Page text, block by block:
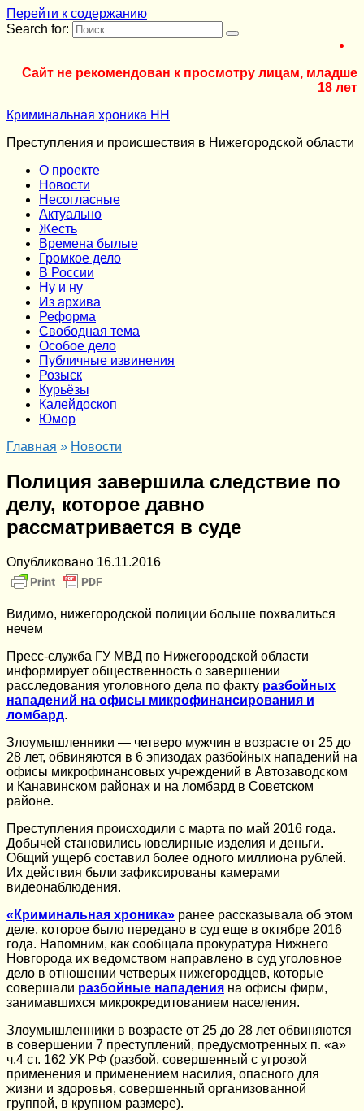
Перейти к содержанию
Search for:
Сайт не рекомендован к просмотру лицам, младше
18 лет
Криминальная хроника НН
Преступления и происшествия в Нижегородской области
О проекте
Новости
Несогласные
Актуально
Жесть
Времена былые
Громкое дело
В России
Ну и ну
Из архива
Реформа
Cвободная тема
Особое дело
Публичные извинения
Розыск
Курьёзы
Калейдоскоп
Юмор
Главная » Новости
Полиция завершила следствие по
делу, которое давно
рассматривается в суде
Опубликовано 16.11.2016
Видимо, нижегородской полиции больше похвалиться
нечем
Пресс-служба ГУ МВД по Нижегородской области
информирует общественность о завершении
расследования уголовного дела по факту разбойных
нападений на офисы микрофинансирования и
ломбард.
Злоумышленники — четверо мужчин в возрасте от 25 до
28 лет, обвиняются в 6 эпизодах разбойных нападений на
офисы микрофинансовых учреждений в Автозаводском
и Канавинском районах и на ломбард в Советском
районе.
Преступления происходили с марта по май 2016 года.
Добычей становились ювелирные изделия и деньги.
Общий ущерб составил более одного миллиона рублей.
Их действия были зафиксированы камерами
видеонаблюдения.
«Криминальная хроника» ранее рассказывала об этом
деле, которое было передано в суд еще в октябре 2016
года. Напомним, как сообщала прокуратура Нижнего
Новгорода их ведомством направлено в суд уголовное
дело в отношении четверых нижегородцев, которые
совершали разбойные нападения на офисы фирм,
занимавшихся микрокредитованием населения.
Злоумышленники в возрасте от 25 до 28 лет обвиняются
в совершении 7 преступлений, предусмотренных п. «а»
ч.4 ст. 162 УК РФ (разбой, совершенный с угрозой
применения и применением насилия, опасного для
жизни и здоровья, совершенный организованной
группой, в крупном размере).